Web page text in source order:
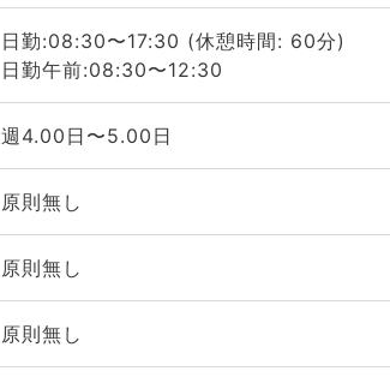
日勤:08:30〜17:30 (休憩時間: 60分)
日勤午前:08:30〜12:30
週4.00日〜5.00日
原則無し
原則無し
原則無し